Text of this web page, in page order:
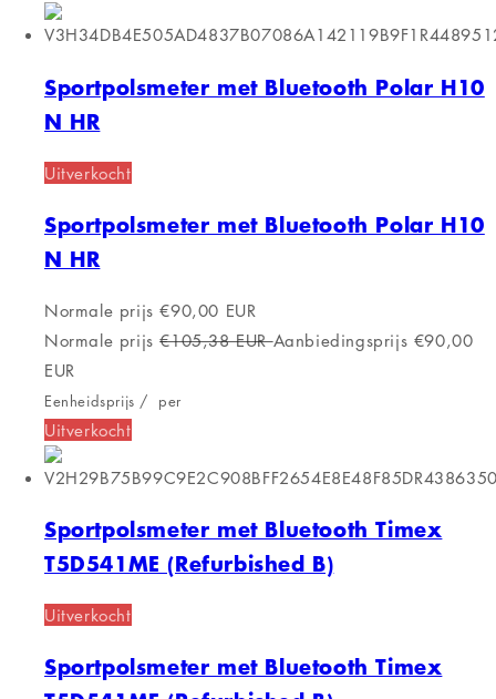
Sportpolsmeter met Bluetooth Polar H10
N HR
Uitverkocht
Sportpolsmeter met Bluetooth Polar H10
N HR
Normale prijs €90,00 EUR
Normale prijs €105,38 EURAanbiedingsprijs €90,00
EUR
Eenheidsprijs / per
Uitverkocht
Sportpolsmeter met Bluetooth Timex
T5D541ME (Refurbished B)
Uitverkocht
Sportpolsmeter met Bluetooth Timex